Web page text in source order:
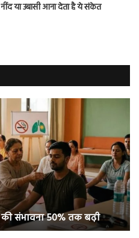
या उबासी आना देता है ये संकेत
संभावना 50% तक बढ़ी
को
रहे
थे
‘ब्रेन
वह